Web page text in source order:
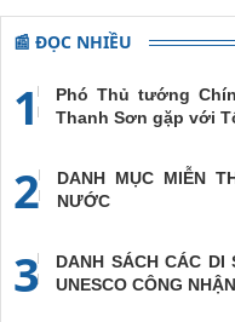
📰 ĐỌC NHIỀU
1
Phó Thủ tướng
Thanh Sơn gặp với
2
DANH MỤC MIỄN
NƯỚC
3
DANH SÁCH CÁC
UNESCO CÔNG